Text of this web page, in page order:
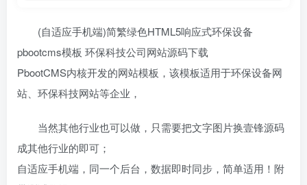
(自适应手机端)简繁绿色HTML5响应式环保设备
pbootcms模板 环保科技公司网站源码下载
PbootCMS内核开发的网站模板，该模板适用于环保设备网
站、环保科技网站等企业，
当然其他行业也可以做，只需要把文字图片换壹锋源码
成其他行业的即可；
自适应手机端，同一个后台，数据即时同步，简单适用！附